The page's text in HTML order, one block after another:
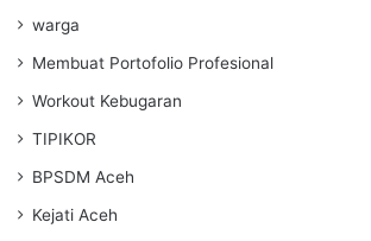
warga
Membuat Portofolio Profesional
Workout Kebugaran
TIPIKOR
BPSDM Aceh
Kejati Aceh